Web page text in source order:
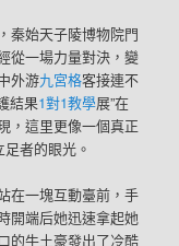
秦始天子陵博物院門
從一場力量對決，變
外游九宮格客接連不
結果1對1教學展”在
，這里更像一個真正
者的眼光。
在一塊互動臺前，手
開端后她迅速拿起她
的牛土豪發出了冷酷